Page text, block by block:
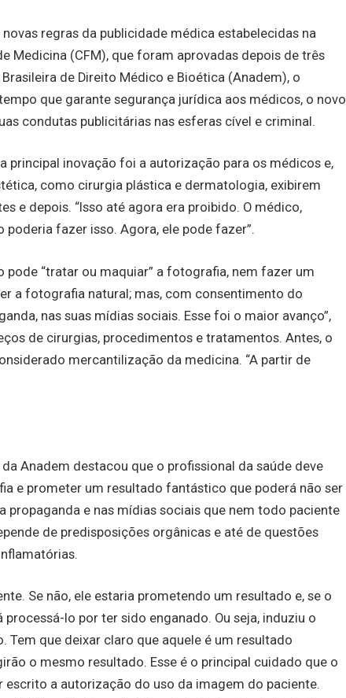
regras da publicidade médica estabelecidas na
Medicina (CFM), que foram aprovadas depois de três
de Direito Médico e Bioética (Anadem), o
que garante segurança jurídica aos médicos, o novo
condutas publicitárias nas esferas cível e criminal.
principal inovação foi a autorização para os médicos e,
como cirurgia plástica e dermatologia, exibirem
e depois. “Isso até agora era proibido. O médico,
fazer isso. Agora, ele pode fazer”.
pode “tratar ou maquiar” a fotografia, nem fazer um
a fotografia natural; mas, com consentimento do
nas suas mídias sociais. Esse foi o maior avanço”,
de cirurgias, procedimentos e tratamentos. Antes, o
mercantilização da medicina. “A partir de
Anadem destacou que o profissional da saúde deve
e prometer um resultado fantástico que poderá não ser
propaganda e nas mídias sociais que nem todo paciente
de predisposições orgânicas e até de questões
Se não, ele estaria prometendo um resultado e, se o
lo por ter sido enganado. Ou seja, induziu o
Tem que deixar claro que aquele é um resultado
o mesmo resultado. Esse é o principal cuidado que o
escrito a autorização do uso da imagem do paciente.